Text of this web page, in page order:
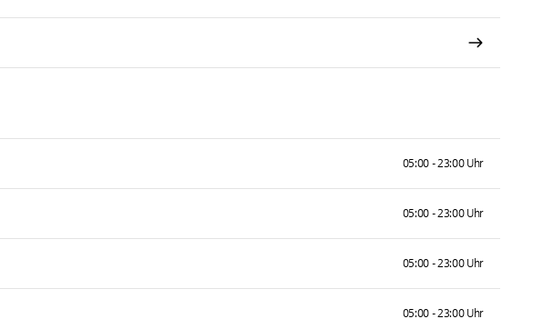
05:00 - 23:00 Uhr
05:00 - 23:00 Uhr
05:00 - 23:00 Uhr
05:00 - 23:00 Uhr